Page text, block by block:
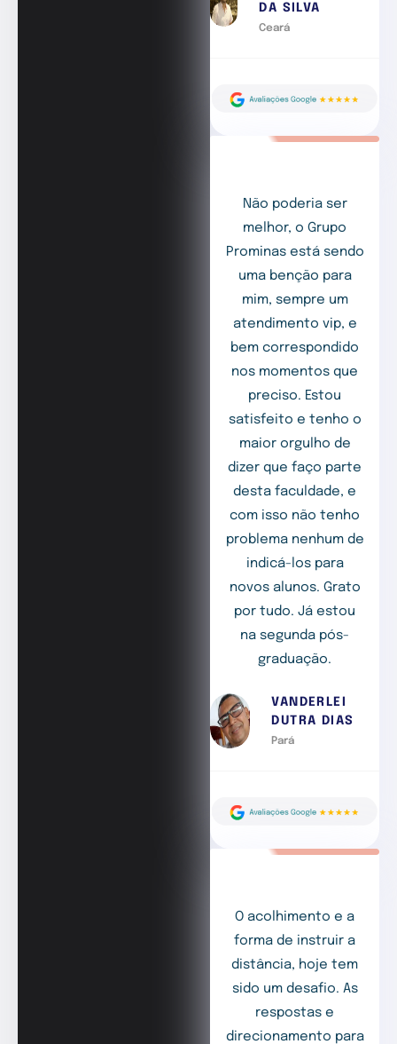
DA SILVA
Ceará
Não poderia ser
melhor, o Grupo
Prominas está sendo
uma benção para
mim, sempre um
atendimento vip, e
bem correspondido
nos momentos que
preciso. Estou
satisfeito e tenho o
maior orgulho de
dizer que faço parte
desta faculdade, e
com isso não tenho
problema nenhum de
indicá-los para
novos alunos. Grato
por tudo. Já estou
na segunda pós-
graduação.
VANDERLEI
DUTRA DIAS
Pará
O acolhimento e a
forma de instruir a
distância, hoje tem
sido um desafio. As
respostas e
direcionamento para